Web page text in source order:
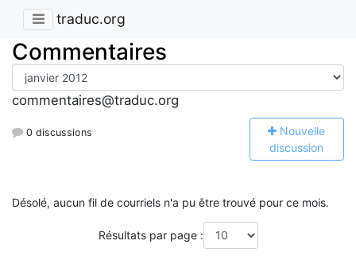
traduc.org
Commentaires
commentaires@traduc.org
0 discussions Nouvelle
discussion
Désolé, aucun fil de courriels n'a pu être trouvé pour ce mois.
Résultats par page :